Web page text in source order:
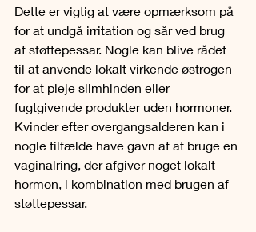
Dette er vigtig at være opmærksom på
for at undgå irritation og sår ved brug
af støttepessar. Nogle kan blive rådet
til at anvende lokalt virkende østrogen
for at pleje slimhinden eller
fugtgivende produkter uden hormoner.
Kvinder efter overgangsalderen kan i
nogle tilfælde have gavn af at bruge en
vaginalring, der afgiver noget lokalt
hormon, i kombination med brugen af
støttepessar.